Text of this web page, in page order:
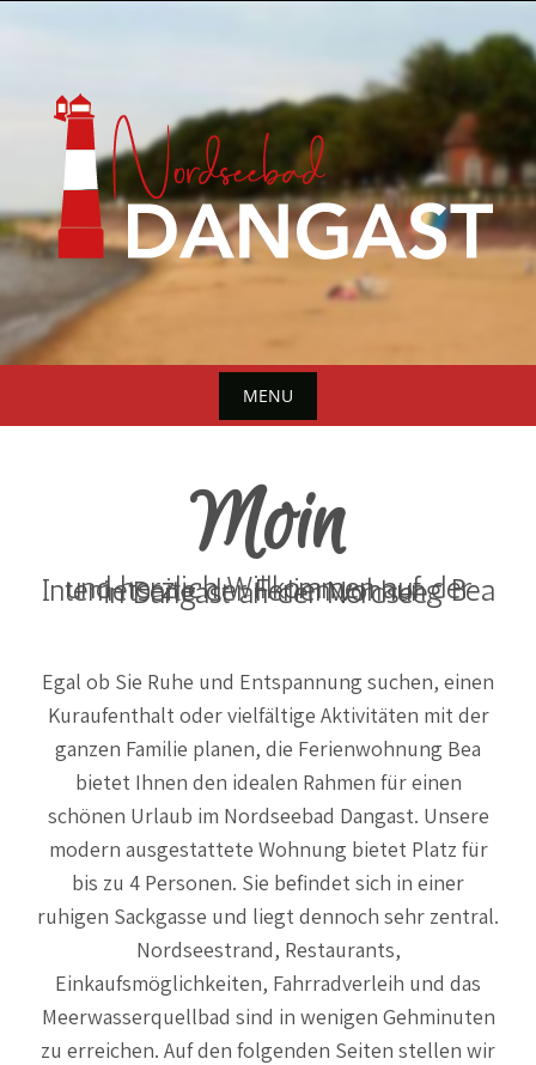
MENU
Moin
und herzlich Willkommen auf der Internetseite der Ferienwohnung Bea in Dangast an der Nordsee.
Egal ob Sie Ruhe und Entspannung suchen, einen
Kuraufenthalt oder vielfältige Aktivitäten mit der
ganzen Familie planen, die Ferienwohnung Bea
bietet Ihnen den idealen Rahmen für einen
schönen Urlaub im Nordseebad Dangast. Unsere
modern ausgestattete Wohnung bietet Platz für
bis zu 4 Personen. Sie befindet sich in einer
ruhigen Sackgasse und liegt dennoch sehr zentral.
Nordseestrand, Restaurants,
Einkaufsmöglichkeiten, Fahrradverleih und das
Meerwasserquellbad sind in wenigen Gehminuten
zu erreichen. Auf den folgenden Seiten stellen wir